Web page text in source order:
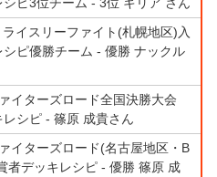
イスリーファイト(札幌地区)入
ピ優勝チーム - 優勝 ナックル
イターズロード全国決勝大会
レシピ - 篠原 成貴さん
イターズロード(名古屋地区・B
者デッキレシピ - 優勝 篠原 成